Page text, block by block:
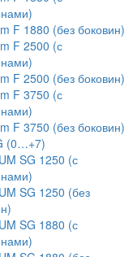
F 1880 (без боковин)
F 2500 (с
F 2500 (без боковин)
F 3750 (с
F 3750 (без боковин)
(0…+7)
SG 1250 (с
SG 1250 (без
SG 1880 (с